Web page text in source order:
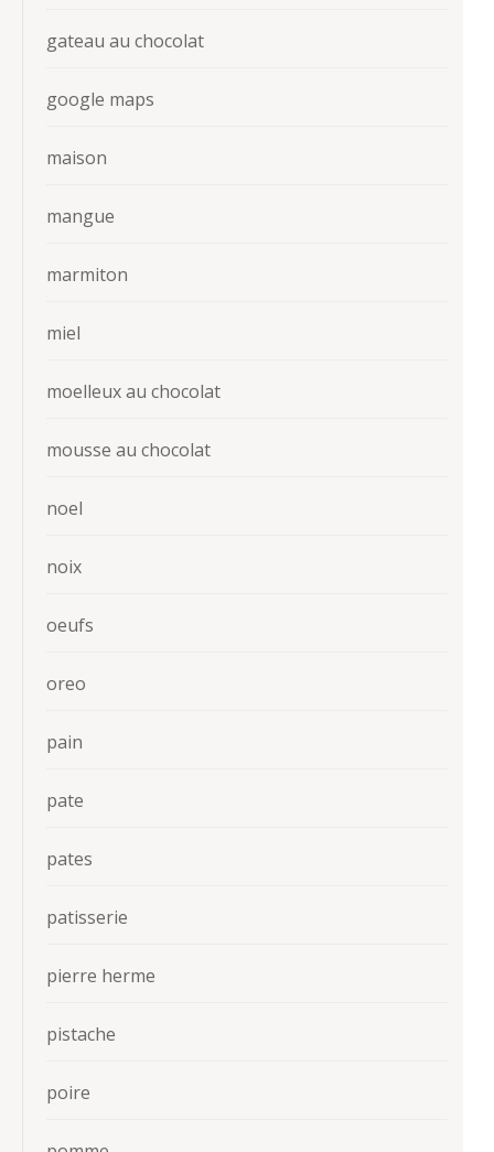
gateau au chocolat
google maps
maison
mangue
marmiton
miel
moelleux au chocolat
mousse au chocolat
noel
noix
oeufs
oreo
pain
pate
pates
patisserie
pierre herme
pistache
poire